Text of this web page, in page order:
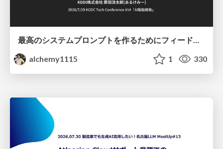
最高のシステムプロンプトを作るためにフィードバック機能を導入した話
alchemy1115
1 330